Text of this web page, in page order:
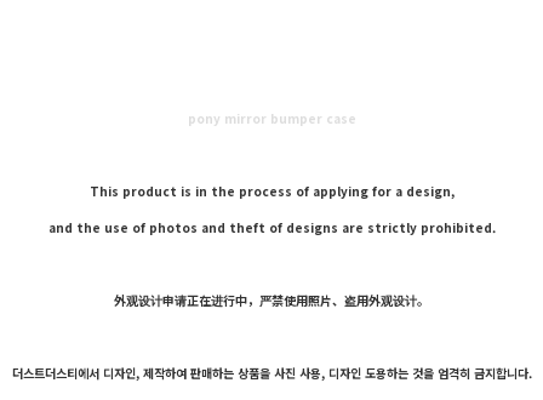
pony mirror bumper case
This product is in the process of applying for a design,
and the use of photos and theft of designs are strictly prohibited.
外观设计申请正在进行中，严禁使用照片、盗用外观设计。
더스트더스티에서 디자인, 제작하여 판매하는 상품을 사진 사용, 디자인 도용하는 것을 엄격히 금지합니다.